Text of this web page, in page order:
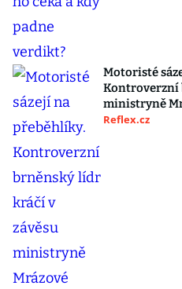
Motoristé
Kontroverzní
ministryně
Reflex.cz